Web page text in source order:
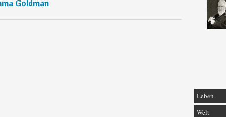
Goldman
Leben
Welt